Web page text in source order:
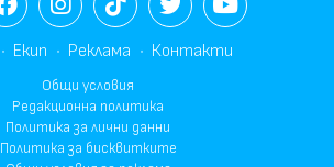
Екип Реклама Контакти
Общи условия
Редакционна политика
Политика за лични данни
Политика за бисквитките